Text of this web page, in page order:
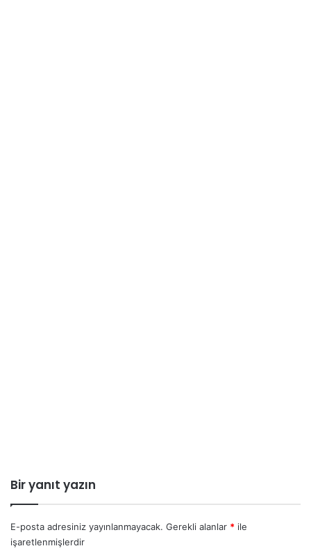
Bir yanıt yazın
E-posta adresiniz yayınlanmayacak. Gerekli alanlar * ile
işaretlenmişlerdir